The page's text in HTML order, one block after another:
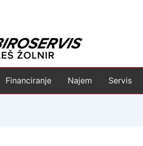
Financiranje Najem Servis